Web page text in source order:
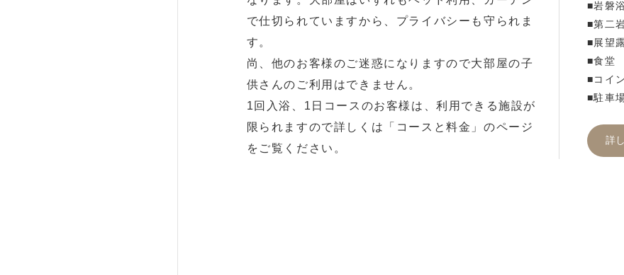
で仕切られていますから、プライバシーも守られま
す。
尚、他のお客様のご迷惑になりますので大部屋の子
供さんのご利用はできません。
1回入浴、1日コースのお客様は、利用できる施設が
限られますので詳しくは「コースと料金」のページ
をご覧ください。
■岩磐
■第二
■展望
■食堂
■コイ
■駐車
詳